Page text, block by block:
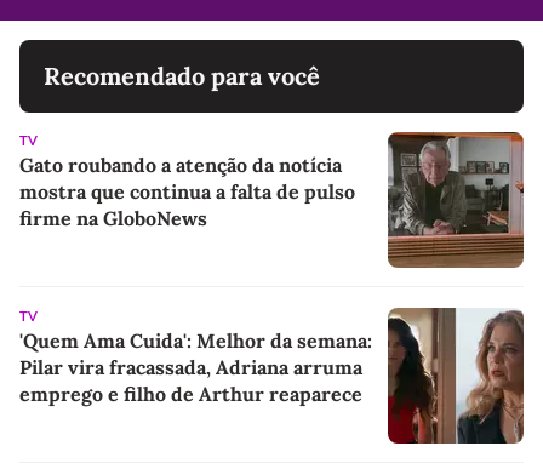
Recomendado para você
TV
Gato roubando a atenção da notícia
mostra que continua a falta de pulso
firme na GloboNews
TV
'Quem Ama Cuida': Melhor da semana:
Pilar vira fracassada, Adriana arruma
emprego e filho de Arthur reaparece